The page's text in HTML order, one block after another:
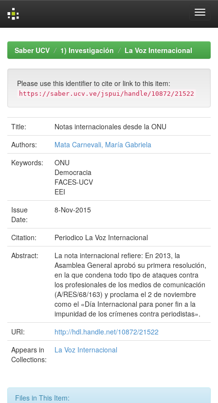
navigationSaber UCV 1) Investigación La Voz Internacional
Please use this identifier to cite or link to this item:
https://saber.ucv.ve/jspui/handle/10872/21522
Title:
Notas internacionales desde la ONU
Authors:
Mata Carnevali, María Gabriela
Keywords:
ONU
Democracia
FACES-UCV
EEI
Issue
Date:
8-Nov-2015
Citation:
Periodico La Voz Internacional
Abstract:
La nota internacional refiere: En 2013, la
Asamblea General aprobó su primera resolución,
en la que condena todo tipo de ataques contra
los profesionales de los medios de comunicación
(A/RES/68/163) y proclama el 2 de noviembre
como el «Día Internacional para poner fin a la
impunidad de los crímenes contra periodistas».
URI:
http://hdl.handle.net/10872/21522
Appears in
Collections:
La Voz Internacional
Files in This Item: